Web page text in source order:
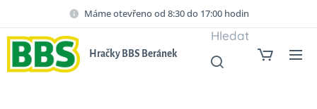
Máme otevřeno od 8:30 do 17:00 hodin
Hračky BBS Beránek
Hledat